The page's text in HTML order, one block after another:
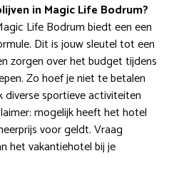
in Magic Life Bodrum?
Life Bodrum biedt een een
Dit is jouw sleutel tot een
zorgen over het budget tijdens
Zo hoef je niet te betalen
diverse sportieve activiteiten
mogelijk heeft het hotel
voor geldt. Vraag
het vakantiehotel bij je